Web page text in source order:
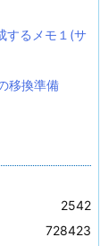
するメモ１(サ
移換準備
2542
728423